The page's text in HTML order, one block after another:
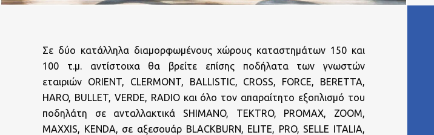
Σε δύο κατάλληλα διαμορφωμένους χώρους καταστημάτων 150 και
100 τ.μ. αντίστοιχα θα βρείτε επίσης ποδήλατα των γνωστών
εταιριών ORIENT, CLERMONT, BALLISTIC, CROSS, FORCE, BERETTA,
HARO, BULLET, VERDE, RADIO και όλο τον απαραίτητο εξοπλισμό του
ποδηλάτη σε ανταλλακτικά SHIMANO, TEKTRO, PROMAX, ZOOM,
MAXXIS, KENDA, σε αξεσουάρ BLACKBURN, ELITE, PRO, SELLE ITALIA,